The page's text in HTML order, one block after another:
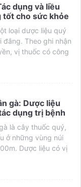
dụng và liều
tốt cho sức khỏe
loại dược liệu quý
đắng. Theo ghi nhận
vị thuốc có công
gà: Dược liệu
dụng trị bệnh
là cây thuốc quý,
ở những vùng núi
Dược liệu có vị